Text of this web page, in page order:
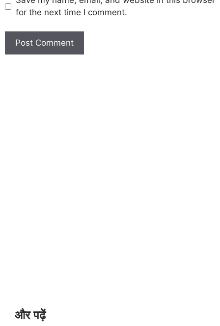
for the next time I comment.
और पढ़ें